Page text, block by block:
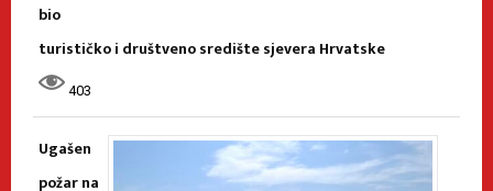
bio
turističko i društveno središte sjevera Hrvatske
403
Ugašen
požar na